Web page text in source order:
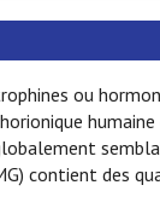
ou
contient des